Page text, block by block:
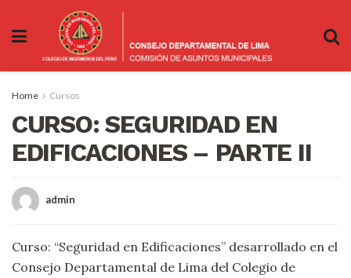
Home Cursos
CURSO: SEGURIDAD EN
EDIFICACIONES – PARTE II
admin
Curso: “Seguridad en Edificaciones” desarrollado en el
Consejo Departamental de Lima del Colegio de